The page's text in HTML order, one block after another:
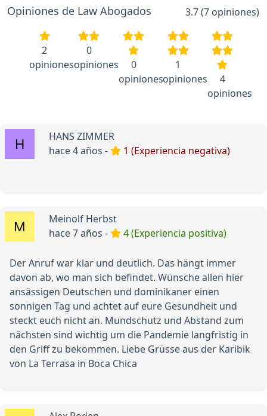
Opiniones de Law Abogados 3.7 (7 opiniones)
2
opiniones
0
opiniones
0
opiniones
1
opiniones
4
opiniones
HANS ZIMMER
hace 4 años -
1 (Experiencia negativa)
Meinolf Herbst
hace 7 años -
4 (Experiencia positiva)
Der Anruf war klar und deutlich. Das hängt immer
davon ab, wo man sich befindet. Wünsche allen hier
ansässigen Deutschen und dominikaner einen
sonnigen Tag und achtet auf eure Gesundheit und
steckt euch nicht an. Mundschutz und Abstand zum
nächsten sind wichtig um die Pandemie langfristig in
den Griff zu bekommen. Liebe Grüsse aus der Karibik
von La Terrasa in Boca Chica